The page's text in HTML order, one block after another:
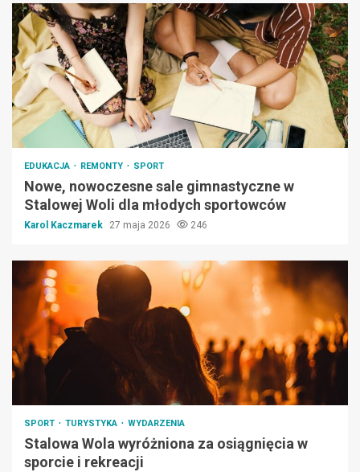
EDUKACJA REMONTY SPORT
Nowe, nowoczesne sale gimnastyczne w
Stalowej Woli dla młodych sportowców
Karol Kaczmarek 27 maja 2026 246
SPORT TURYSTYKA WYDARZENIA
Stalowa Wola wyróżniona za osiągnięcia w
sporcie i rekreacji